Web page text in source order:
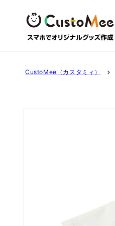
ンツに
進む
CustoMee（カスタミィ）